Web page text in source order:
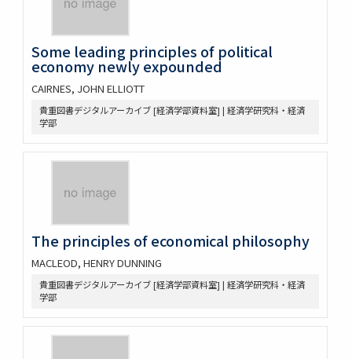
Some leading principles of political
economy newly expounded
CAIRNES, JOHN ELLIOTT
貴重図書デジタルアーカイブ [経済学部資料室] | 経済学研究科・経済
学部
The principles of economical philosophy
MACLEOD, HENRY DUNNING
貴重図書デジタルアーカイブ [経済学部資料室] | 経済学研究科・経済
学部